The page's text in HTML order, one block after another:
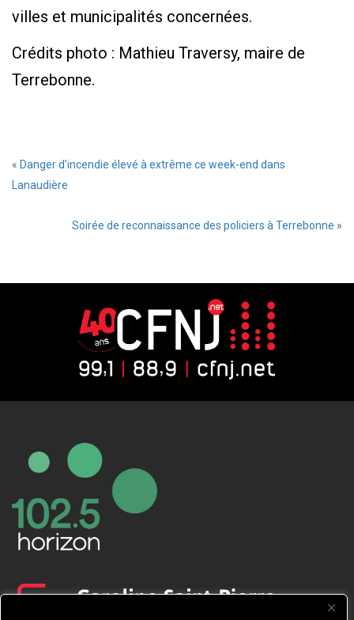
villes et municipalités concernées.
Crédits photo : Mathieu Traversy, maire de
Terrebonne.
« Danger d’incendie élevé à extrême ce week-end dans
Lanaudière
Soirée de reconnaissance des policiers à Terrebonne »